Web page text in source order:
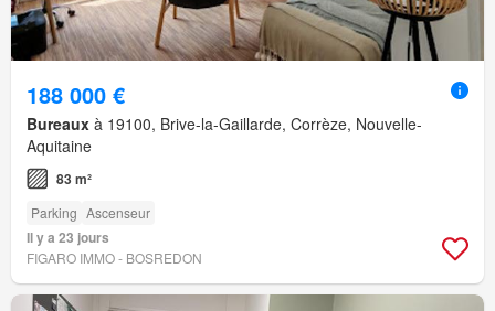
188 000 €
Bureaux à 19100, Brive-la-Gaillarde, Corrèze, Nouvelle-
Aquitaine
83 m²
Parking Ascenseur
Il y a 23 jours
FIGARO IMMO - BOSREDON